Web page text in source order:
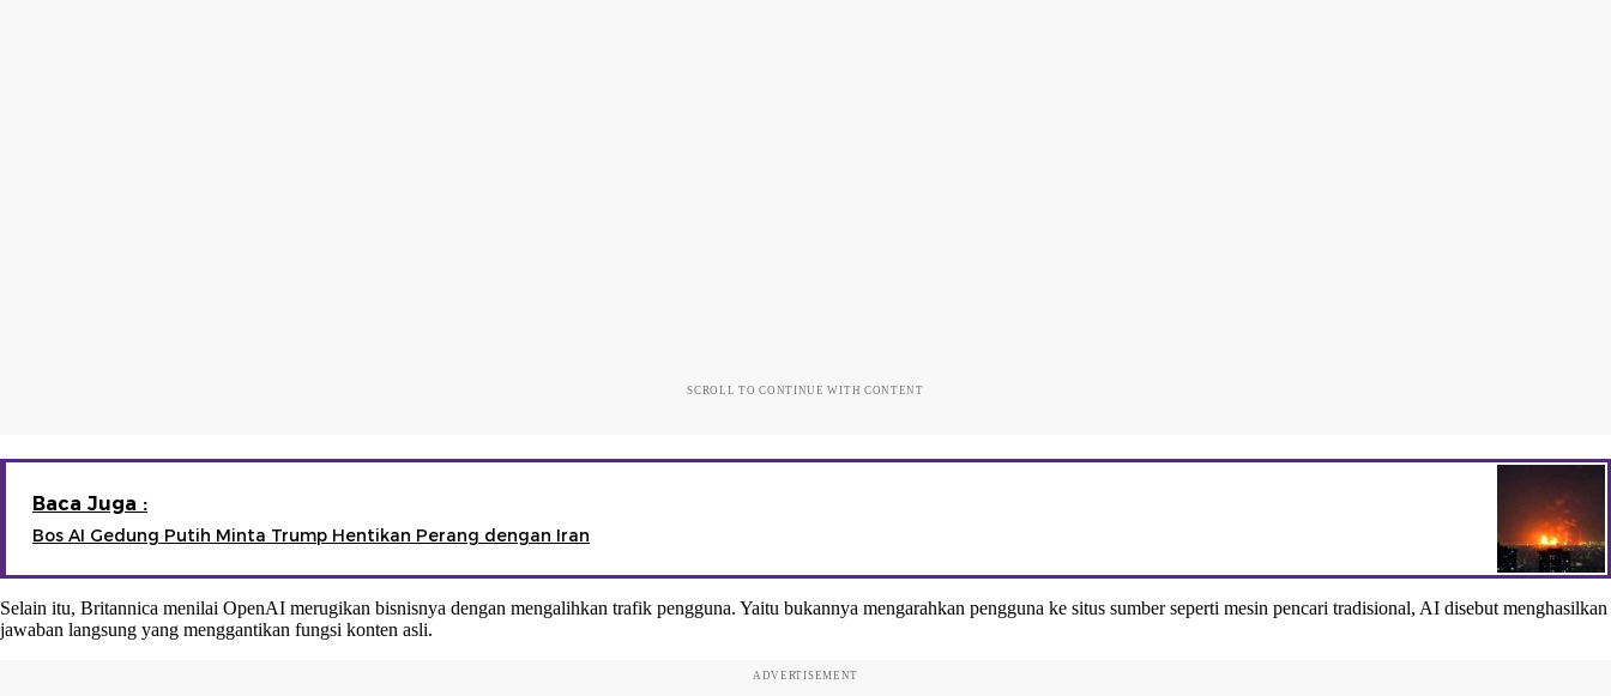
SCROLL TO CONTINUE WITH CONTENT
Baca Juga :
Bos AI Gedung Putih Minta Trump Hentikan Perang dengan Iran
Selain itu, Britannica menilai OpenAI merugikan bisnisnya dengan mengalihkan trafik pengguna. Yaitu bukannya mengarahkan pengguna ke situs sumber seperti mesin pencari tradisional, AI disebut menghasilkan
jawaban langsung yang menggantikan fungsi konten asli.
ADVERTISEMENT